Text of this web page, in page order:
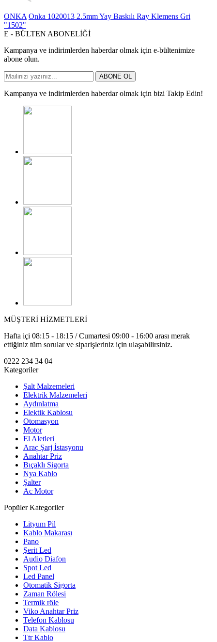
ONKA Onka 1020013 2.5mm Yay Baskılı Ray Klemens Gri
"1502"
E - BÜLTEN ABONELİĞİ
Kampanya ve indirimlerden haberdar olmak için e-bültenimize
abone olun.
ABONE OL
Kampanya ve indirimlerden haberdar olmak için bizi Takip Edin!
MÜŞTERİ HİZMETLERİ
Hafta içi 08:15 - 18:15 / Cumartesi 09:00 - 16:00 arası merak
ettiğiniz tüm sorular ve siparişleriniz için ulaşabilirsiniz.
0222 234 34 04
Kategoriler
Şalt Malzemeleri
Elektrik Malzemeleri
Aydınlatma
Elektik Kablosu
Otomasyon
Motor
El Aletleri
Araç Şarj İstasyonu
Anahtar Priz
Bıçaklı Sigorta
Nya Kablo
Şalter
Ac Motor
Popüler Kategoriler
Lityum Pil
Kablo Makarası
Pano
Şerit Led
Audio Diafon
Spot Led
Led Panel
Otomatik Sigorta
Zaman Rölesi
Termik röle
Viko Anahtar Priz
Telefon Kablosu
Data Kablosu
Ttr Kablo